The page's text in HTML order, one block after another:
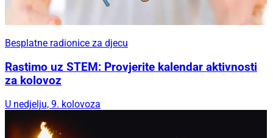
Besplatne radionice za djecu
Rastimo uz STEM: Provjerite kalendar aktivnosti
za kolovoz
U nedjelju, 9. kolovoza